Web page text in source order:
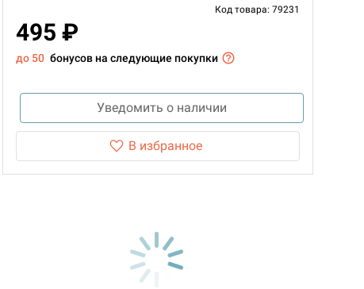
Код товара: 79231
495 ₽
до 50 бонусов на следующие покупки
Уведомить о наличии
В избранное